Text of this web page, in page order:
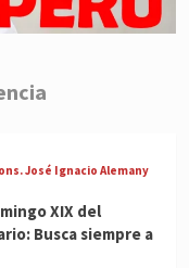
José Ignacio Alemany
XIX del
Busca siempre a